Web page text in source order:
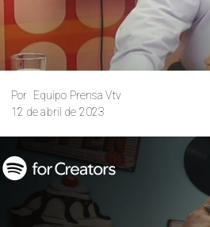
Equipo Prensa Vtv
Por
12 de abril de 2023